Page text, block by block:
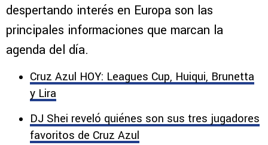
despertando interés en Europa son las
principales informaciones que marcan la
agenda del día.
Cruz Azul HOY: Leagues Cup, Huiqui, Brunetta
y Lira
DJ Shei reveló quiénes son sus tres jugadores
favoritos de Cruz Azul